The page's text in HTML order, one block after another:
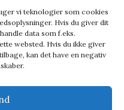
vi teknologier som cookies
Hvis du giver dit
data som f.eks.
websted. Hvis du ikke giver
kan det have en negativ